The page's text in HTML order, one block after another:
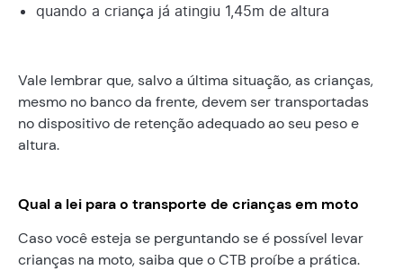
quando a criança já atingiu 1,45m de altura
Vale lembrar que, salvo a última situação, as crianças,
mesmo no banco da frente, devem ser transportadas
no dispositivo de retenção adequado ao seu peso e
altura.
Qual a lei para o transporte de crianças em moto
Caso você esteja se perguntando se é possível levar
crianças na moto, saiba que o CTB proíbe a prática.